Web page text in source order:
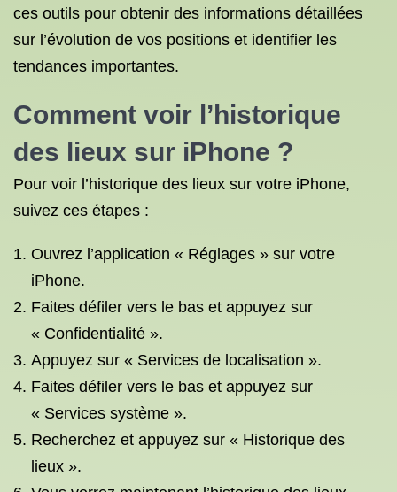
ces outils pour obtenir des informations détaillées
sur l’évolution de vos positions et identifier les
tendances importantes.
Comment voir l’historique
des lieux sur iPhone ?
Pour voir l’historique des lieux sur votre iPhone,
suivez ces étapes :
Ouvrez l’application « Réglages » sur votre
iPhone.
Faites défiler vers le bas et appuyez sur
« Confidentialité ».
Appuyez sur « Services de localisation ».
Faites défiler vers le bas et appuyez sur
« Services système ».
Recherchez et appuyez sur « Historique des
lieux ».